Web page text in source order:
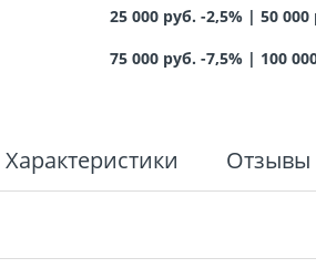
25 000 руб. -2,5% | 50
75 000 руб. -7,5%| 100
Характеристики Отзывы